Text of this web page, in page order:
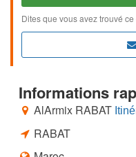
Dites que vous avez trouvé
Informations
AlArmix RABAT
RABAT